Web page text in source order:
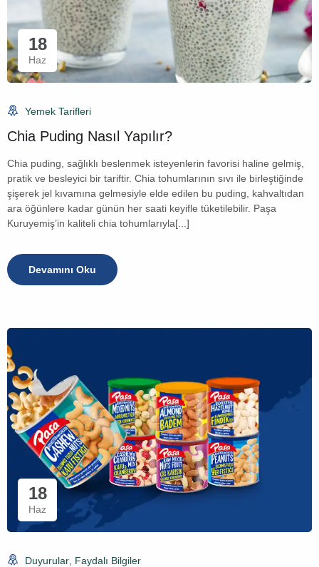
18
Haz
Yemek Tarifleri
Chia Puding Nasıl Yapılır?
Chia puding, sağlıklı beslenmek isteyenlerin favorisi haline gelmiş,
pratik ve besleyici bir tariftir. Chia tohumlarının sıvı ile birleştiğinde
şişerek jel kıvamına gelmesiyle elde edilen bu puding, kahvaltıdan
ara öğünlere kadar günün her saati keyifle tüketilebilir. Paşa
Kuruyemiş’in kaliteli chia tohumlarıyla[...]
Devamını Oku
18
Haz
Duyurular Faydalı Bilgiler